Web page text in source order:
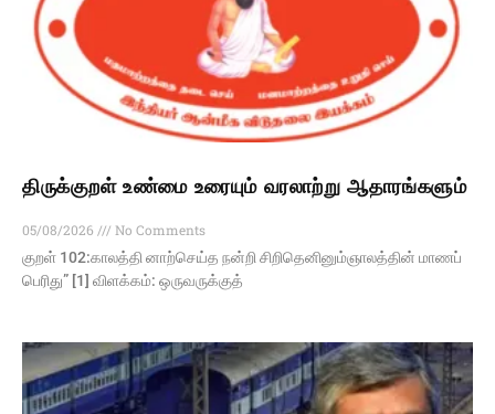
திருக்குறள் உண்மை உரையும் வரலாற்று ஆதாரங்களும்
05/08/2026
No Comments
குறள் 102:காலத்தி னாற்செய்த நன்றி சிறிதெனினும்ஞாலத்தின் மாணப்
பெரிது” [1] விளக்கம்: ஒருவருக்குத்